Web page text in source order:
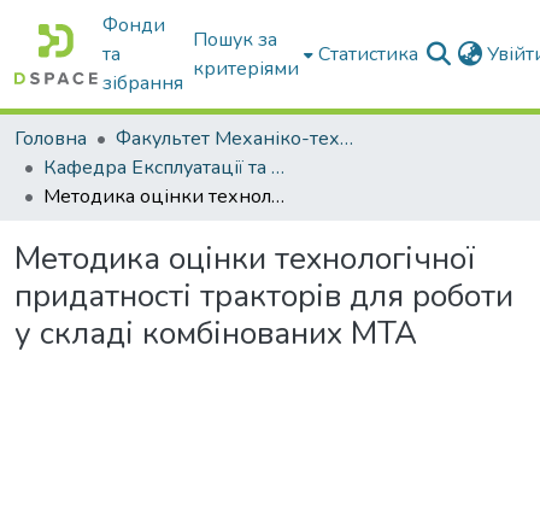
Фонди
та
зібрання
Пошук за
критеріями
Статистика
Головна
Факультет Механіко-технологічний
Кафедра Експлуатації та технічного сервісу машин
Методика оцінки технологічної придатності тракторів для роботи у складі комбінованих МТА
Методика оцінки технологічної
придатності тракторів для роботи
у складі комбінованих МТА